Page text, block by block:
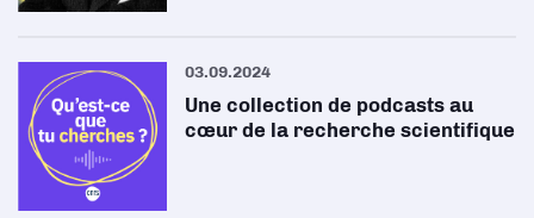
03.09.2024
Une collection de podcasts au
cœur de la recherche scientifique